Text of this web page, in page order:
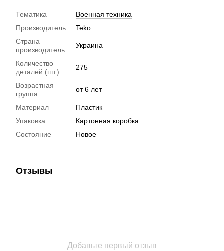
Тематика
Военная техника
Производитель
Teko
Страна
производитель
Украина
Количество
деталей (шт.)
275
Возрастная
группа
от 6 лет
Материал
Пластик
Упаковка
Картонная коробка
Состояние
Новое
Отзывы
Добавьте первый отзыв